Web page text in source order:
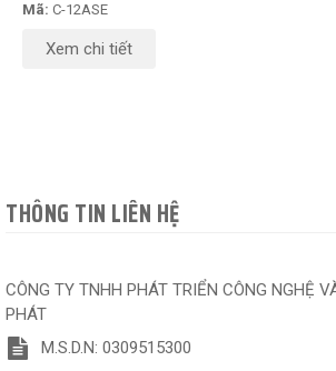
Mã: C-12ASE
Xem chi tiết
THÔNG TIN LIÊN HỆ
CÔNG TY TNHH PHÁT TRIỂN CÔNG NGHỆ
PHÁT
M.S.D.N: 0309515300